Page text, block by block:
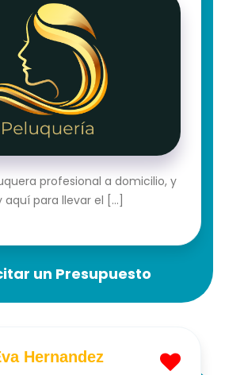
profesional a domicilio, y
aquí para llevar el [...]
un Presupuesto
Hernandez